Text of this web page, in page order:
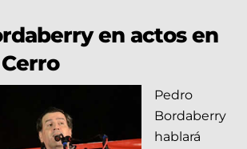
en actos en
Pedro
Bordaberry
hablará